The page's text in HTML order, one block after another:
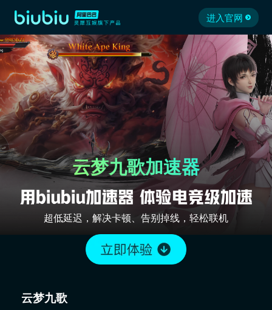
进入官网
云梦九歌加速器
超低延迟，解决卡顿、告别掉线，轻松联机
云梦九歌